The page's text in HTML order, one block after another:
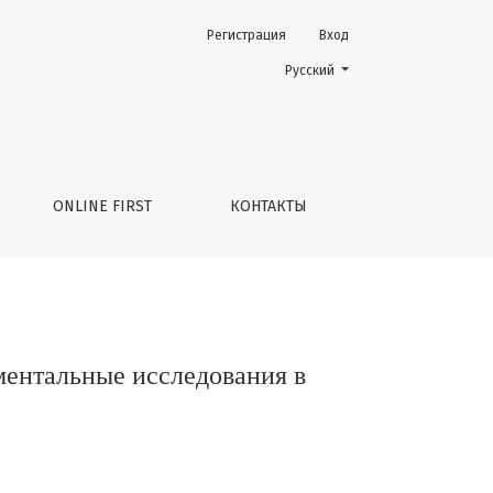
ONLINE FIRST КОНТАКТЫ
Регистрация Вход
Change the language. The
Русский
исследования в